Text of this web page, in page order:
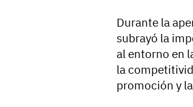
Durante la
subrayó la
al entorno en
la
promoción y